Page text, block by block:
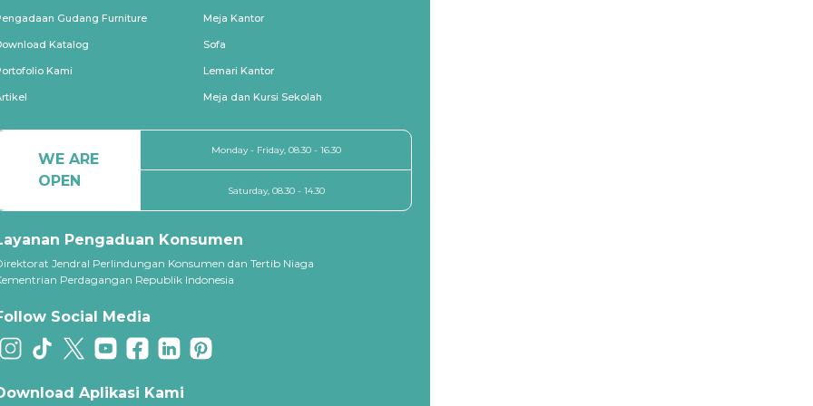
Gudang Furniture
Katalog
Kami
Meja Kantor
Sofa
Lemari Kantor
Meja dan Kursi Sekolah
WE ARE
OPEN
Monday - Friday, 08.30 - 16.30
Saturday, 08.30 - 14.30
Pengaduan Konsumen
Jendral Perlindungan Konsumen dan Tertib Niaga
Perdagangan Republik Indonesia
Social Media
Aplikasi Kami